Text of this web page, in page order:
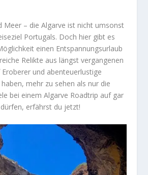
Meer – die Algarve ist nicht umsonst
Portugals. Doch hier gibt es
einen Entspannungsurlaub
Relikte aus längst vergangenen
und abenteuerlustige
mehr zu sehen als nur die
bei einem Algarve Roadtrip auf gar
erfährst du jetzt!